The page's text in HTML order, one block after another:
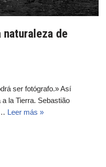
naturaleza de
ser fotógrafo.» Así
la Tierra. Sebastião
Leer más »